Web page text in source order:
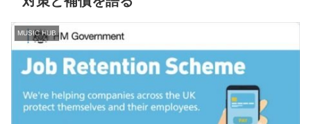
MUSIC HUB